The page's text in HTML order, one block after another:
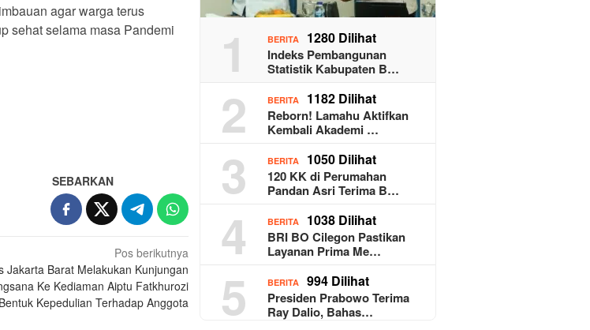
agar warga terus
sehat selama masa Pandemi
SEBARKAN
Pos berikutnya
Jakarta Barat Melakukan Kunjungan
Ke Kediaman Aiptu Fatkhurozi
Kepedulian Terhadap Anggota
1 BERITA 1280 Dilihat
Indeks Pembangunan
Statistik Kabupaten B…
2 BERITA 1182 Dilihat
Reborn! Lamahu Aktifkan
Kembali Akademi …
3 BERITA 1050 Dilihat
120 KK di Perumahan
Pandan Asri Terima B…
4 BERITA 1038 Dilihat
BRI BO Cilegon Pastikan
Layanan Prima Me…
5 BERITA 994 Dilihat
Presiden Prabowo Terima
Ray Dalio, Bahas…